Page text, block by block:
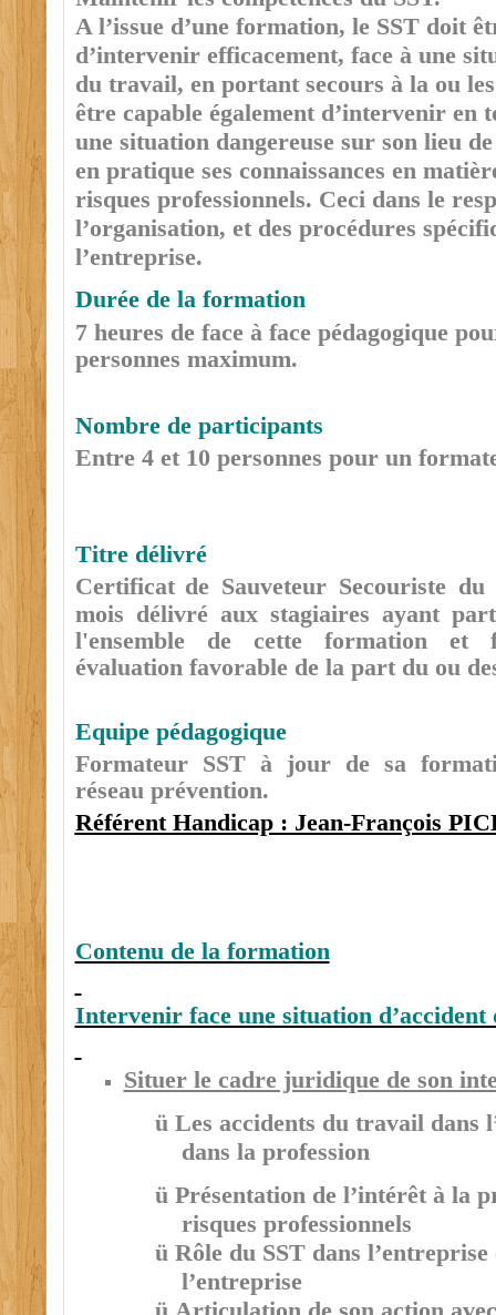
A l’issue d’une formation, le SST doit
d’intervenir efficacement, face à une
du travail, en portant secours à la ou
être capable également d’intervenir en
une situation dangereuse sur son lieu
en pratique ses connaissances en
risques professionnels. Ceci dans le
l’organisation, et des procédures
l’entreprise.
Durée de la formation
7 heures de face à face pédagogique
personnes maximum.
Nombre de participants
Entre 4 et 10 personnes pour un
Titre délivré
Certificat de Sauveteur Secouriste
mois délivré aux stagiaires ayant
l'ensemble de cette formation et
évaluation favorable de la part du ou
Equipe pédagogique
Formateur SST à jour de sa
réseau prévention.
Référent Handicap : Jean-François
Contenu de la formation
Intervenir face une situation d’accident
Situer le cadre juridique de son
ü Les accidents du travail dans
dans la profession
ü Présentation de l’intérêt à la
risques professionnels
ü Rôle du SST dans l’entreprise
l’entreprise